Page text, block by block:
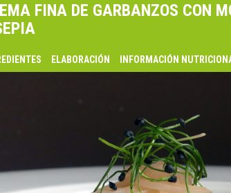
FINA DE GARBANZOS CON
ELABORACIÓN INFORMACIÓN